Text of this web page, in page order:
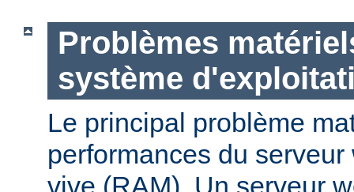
Problèmes
système
Le principal problème
performances du
vive (RAM). Un serveur